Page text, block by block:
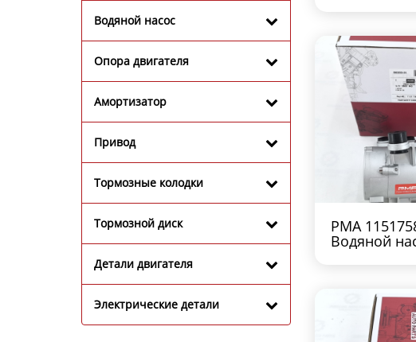
Водяной насос
Опора двигателя
Амортизатор
Привод
Тормозные колодки
Тормозной диск
Детали двигателя
Электрические детали
PMA
Водяной